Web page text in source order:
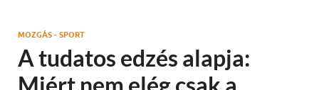
MOZGÁS - SPORT
A tudatos edzés alapja: